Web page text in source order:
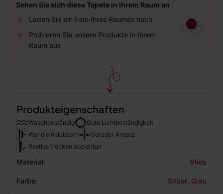
Sehen Sie sich diese Tapete in Ihrem Raum an
Laden Sie ein Foto Ihres Raumes hoch
Probieren Sie unsere Produkte in Ihrem
Raum aus
Produkteigenschaften
Waschbeständig
Gute Lichtbeständigkeit
Wand einkleistern
Gerader Ansatz
Restlos trocken abziehbar
Material: Vlies
Farbe: Silber Grau